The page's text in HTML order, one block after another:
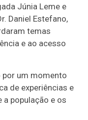
Júnia Leme e
Daniel Estefano,
temas
e ao acesso
um momento
de experiências e
população e os